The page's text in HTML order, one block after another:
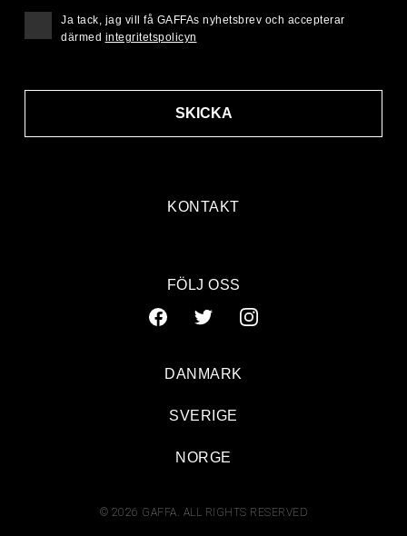
KONTAKT
SKICKA
Ja tack, jag vill få GAFFAs nyhetsbrev och accepterar
därmed integritetspolicyn
FÖLJ OSS
© 2026 GAFFA. ALL RIGHTS RESERVED
DANMARK
SVERIGE
NORGE